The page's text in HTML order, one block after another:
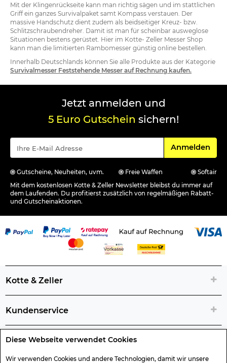
Diese Webseite verwendet Cookies
Wir verwenden Cookies und andere Technologien, damit wir unsere
Mit der Klingenrückseite kann man richtig sägen und im stattlichen
Griff ein ganzes Survivalpaket samt Kompass verstauen. Der
massive Handschutz dient zudem als beidseitiger Kreuz- bzw.
Schlitzschraubendreher. Damit ist man für scheinbar ausweglose
Situationen bestens gerüstet. Hier im Kotte- Zeller Messer Shop
kann man die limitierten Rambomesser günstig online bestellen.
Innerhalb Deutschlands können Sie alle Produkte aus der Kategorie
Survivalmesser Feststehende Messer auf Rechnung kaufen.
Jetzt anmelden und
5 Euro Gutschein sichern!
Für den
Anmelden
Gutscheine, Neuheiten, uvm. Freie Waffen
Softair
Mit dem kostenlosen Kotte & Zeller Newsletter bleibst du immer auf
dem Laufenden. Du profitierst zusätzlich von regelmäßigen Rabatt-
und Gutscheinaktionen.
Kotte & Zeller
Kundenservice
Rechtliche Artikelinfos